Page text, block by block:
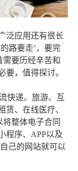
泛应用还有很长
路要走’，要完
需要历经辛苦和
要，值得探讨。
快递、旅游、互
赁、在线医疗、
整体电子合同
程序、APP以及
己的网站就可以